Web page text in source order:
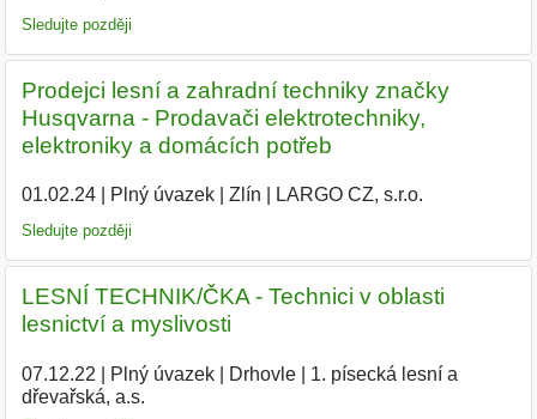
Sledujte později
Prodejci lesní a zahradní techniky značky
Husqvarna - Prodavači elektrotechniky,
elektroniky a domácích potřeb
01.02.24| Plný úvazek| Zlín LARGO CZ, s.r.o.
Sledujte později
LESNÍ TECHNIK/ČKA - Technici v oblasti
lesnictví a myslivosti
07.12.22 Plný úvazek| Drhovle|
1. písecká lesní a
dřevařská, a.s.